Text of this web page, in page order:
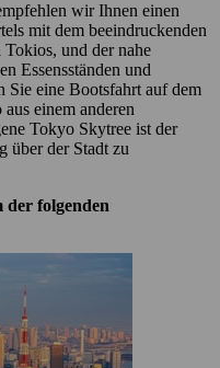
wir Ihnen einen
mit dem beeindruckenden
Tokios, und der nahe
Essensständen und
Sie eine Bootsfahrt auf dem
einem anderen
Tokyo Skytree ist der
über der Stadt zu
der folgenden